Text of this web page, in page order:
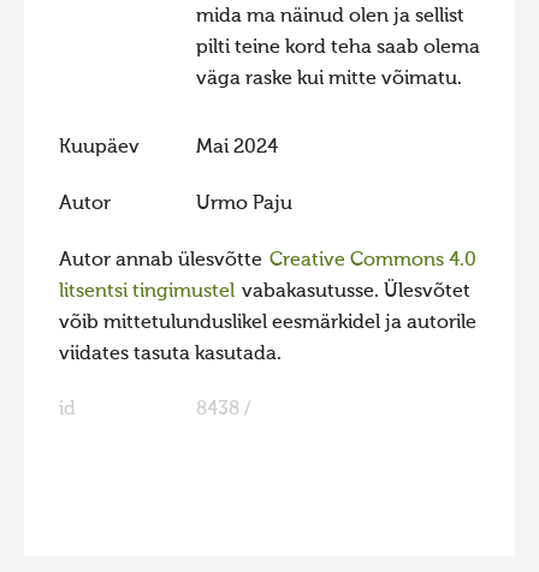
Hiite kuvavõistlus 2009
Kontakt
mida ma näinud olen ja sellist
pilti teine kord teha saab olema
väga raske kui mitte võimatu.
Kuupäev Mai 2024
Autor Urmo Paju
Autor annab ülesvõtte Creative Commons 4.0
litsentsi tingimustel vabakasutusse. Ülesvõtet
võib mittetulunduslikel eesmärkidel ja autorile
viidates tasuta kasutada.
id 8438 /